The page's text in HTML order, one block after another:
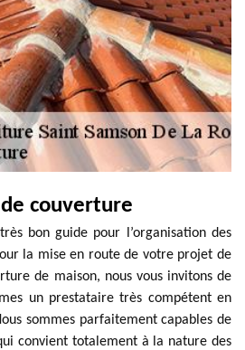
couverture
bon guide pour l’organisation des
la mise en route de votre projet de
de maison, nous vous invitons de
un prestataire très compétent en
sommes parfaitement capables de
convient totalement à la nature des